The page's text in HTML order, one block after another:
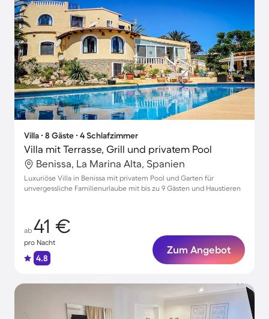
Villa ∙ 8 Gäste ∙ 4 Schlafzimmer
Villa mit Terrasse, Grill und privatem Pool
Benissa, La Marina Alta, Spanien
Luxuriöse Villa in Benissa mit privatem Pool und Garten für
unvergessliche Familienurlaube mit bis zu 9 Gästen und Haustieren
ab 41 €
pro Nacht
4.8
Zum Angebot